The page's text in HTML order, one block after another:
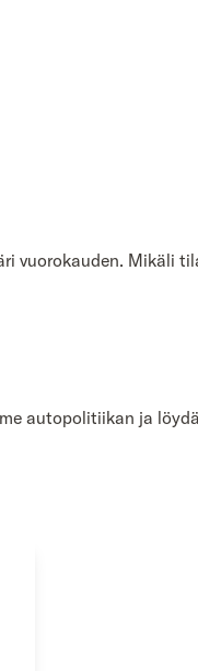
vuorokauden. Mikäli
autopolitiikan ja